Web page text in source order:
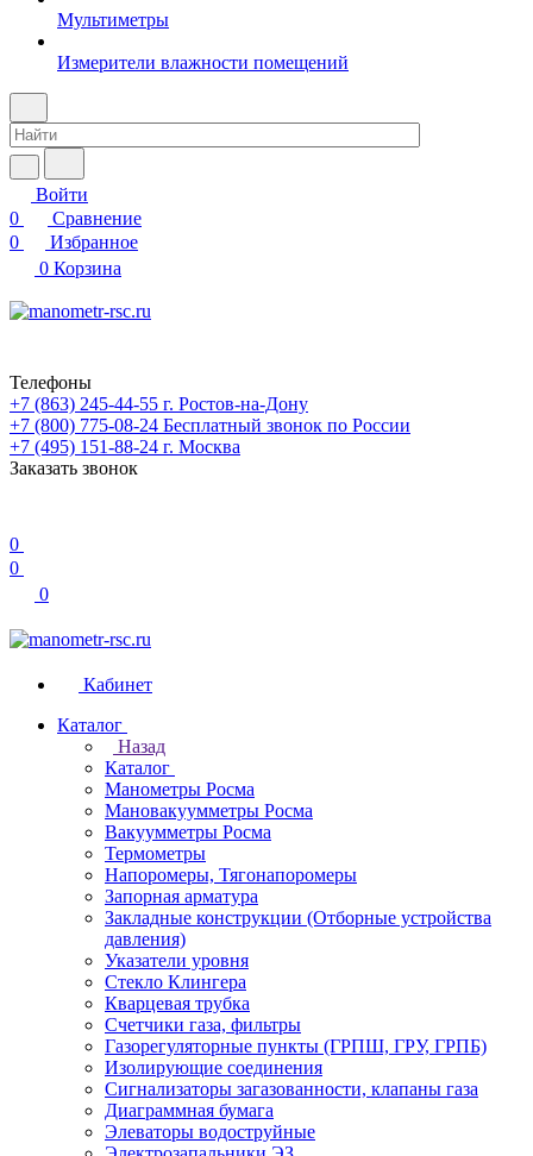
Мультиметры
Измерители влажности помещений
Войти
0
Сравнение
0
Избранное
0 Корзина
Телефоны
+7 (863) 245-44-55 г. Ростов-на-Дону
+7 (800) 775-08-24 Бесплатный звонок по России
+7 (495) 151-88-24 г. Москва
Заказать звонок
0
0
0
Кабинет
Каталог
Назад
Каталог
Манометры Росма
Мановакуумметры Росма
Вакуумметры Росма
Термометры
Напоромеры, Тягонапоромеры
Запорная арматура
Закладные конструкции (Отборные устройства
давления)
Указатели уровня
Стекло Клингера
Кварцевая трубка
Счетчики газа, фильтры
Газорегуляторные пункты (ГРПШ, ГРУ, ГРПБ)
Изолирующие соединения
Сигнализаторы загазованности, клапаны газа
Диаграммная бумага
Элеваторы водоструйные